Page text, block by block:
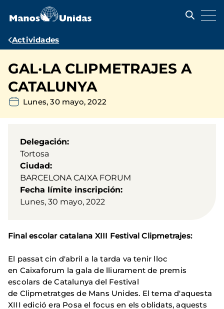
contenido
Ruta
navegación
Actividades
GAL·LA CLIPMETRAJES A
CATALUNYA
Lunes, 30 mayo, 2022
Delegación
Tortosa
Ciudad
BARCELONA CAIXA FORUM
Fecha límite inscripción
Lunes, 30 mayo, 2022
Final escolar catalana XIII Festival Clipmetrajes:
El passat cin d'abril a la tarda va tenir lloc
en Caixaforum la gala de lliurament de premis
escolars de Catalunya del Festival
de Clipmetratges de Mans Unides. El tema d'aquesta
XIII edició era Posa el focus en els oblidats, aquests